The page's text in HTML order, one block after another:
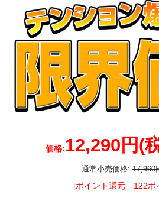
価格:12,290円(
通常小売価格: 17,960
[ポイント還元 122ポ